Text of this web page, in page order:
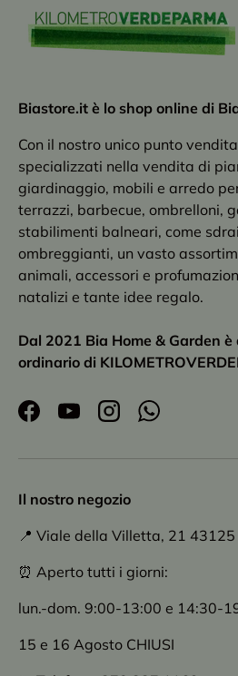
Biastore.it è lo shop online di
Con il nostro unico punto
specializzati nella vendita di
giardinaggio, mobili e arredo
terrazzi, barbecue, ombrelloni,
stabilimenti balneari, come
ombreggianti, un vasto
animali, accessori e
natalizi e tante idee regalo.
Dal 2021 Bia Home & Garden
ordinario di
FacebookYouTubeInstagramWhatsApp
Il nostro negozio
📍 Viale della Villetta, 21 43125
⏰ Aperto tutti i giorni:
lun.-dom. 9:00-13:00 e 14:30-
15 e 16 Agosto CHIUSI